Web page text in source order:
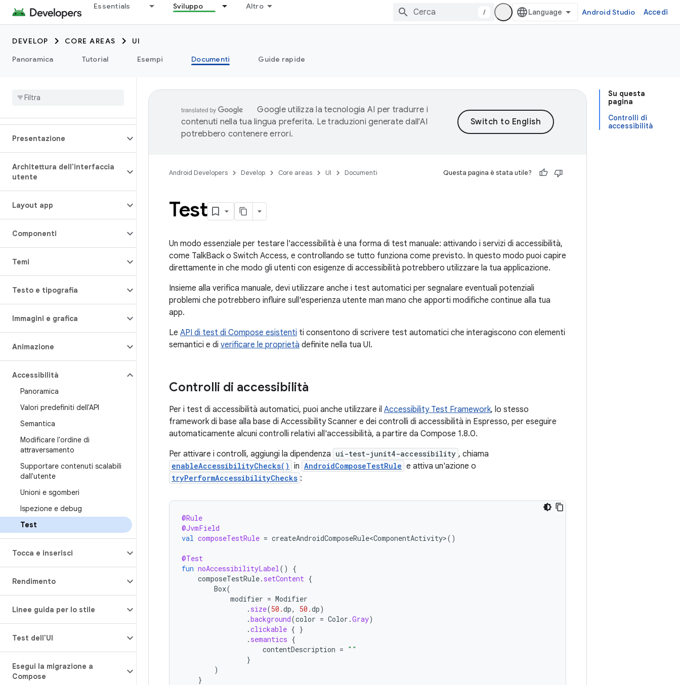
Essentials Sviluppo Altro
/ Android Studio Accedi
DEVELOP CORE AREAS
UI
Panoramica
Tutorial Esempi Documenti Guide rapide
Presentazione
Architettura dell'interfaccia
utente
Layout app
Componenti
Temi
Testo e tipografia
Immagini e grafica
Animazione
Accessibilità
Panoramica
Valori predefiniti dell'API
Semantica
Modificare l'ordine di
attraversamento
Supportare contenuti scalabili
dall'utente
Unioni e sgomberi
Ispezione e debug
Test
Tocca e inserisci
Rendimento
Linee guida per lo stile
Test dell'UI
Esegui la migrazione a
Compose
Su questa
pagina
Controlli di
accessibilità
Google utilizza la tecnologia AI per tradurre i
contenuti nella tua lingua preferita. Le traduzioni generate dall'AI
potrebbero contenere errori.
Android Developers Develop Core areas UI Documenti Questa pagina è stata utile?
Test
Un modo essenziale per testare l'accessibilità è una forma di test manuale: attivando i servizi di accessibilità,
come TalkBack o Switch Access, e controllando se tutto funziona come previsto. In questo modo puoi capire
direttamente in che modo gli utenti con esigenze di accessibilità potrebbero utilizzare la tua applicazione.
Insieme alla verifica manuale, devi utilizzare anche i test automatici per segnalare eventuali potenziali
problemi che potrebbero influire sull'esperienza utente man mano che apporti modifiche continue alla tua
app.
Le API di test di Compose esistenti ti consentono di scrivere test automatici che interagiscono con elementi
semantici e di verificare le proprietà definite nella tua UI.
Controlli di accessibilità
Per i test di accessibilità automatici, puoi anche utilizzare il Accessibility Test Framework, lo stesso
framework di base alla base di Accessibility Scanner e dei controlli di accessibilità in Espresso, per eseguire
automaticamente alcuni controlli relativi all'accessibilità, a partire da Compose 1.8.0.
Per attivare i controlli, aggiungi la dipendenza ui-test-junit4-accessibility , chiama
enableAccessibilityChecks() in AndroidComposeTestRule e attiva un'azione o
tryPerformAccessibilityChecks :
@Rule
@JvmField
val composeTestRule = createAndroidComposeRule<ComponentActivity>()
@Test
fun noAccessibilityLabel()
{
composeTestRule. setContent {
Box(
modifier = Modifier
. size(50.dp, 50.dp)
.background(color = Color .Gray)
.clickable { }
. semantics {
contentDescription = ""
}
)
}